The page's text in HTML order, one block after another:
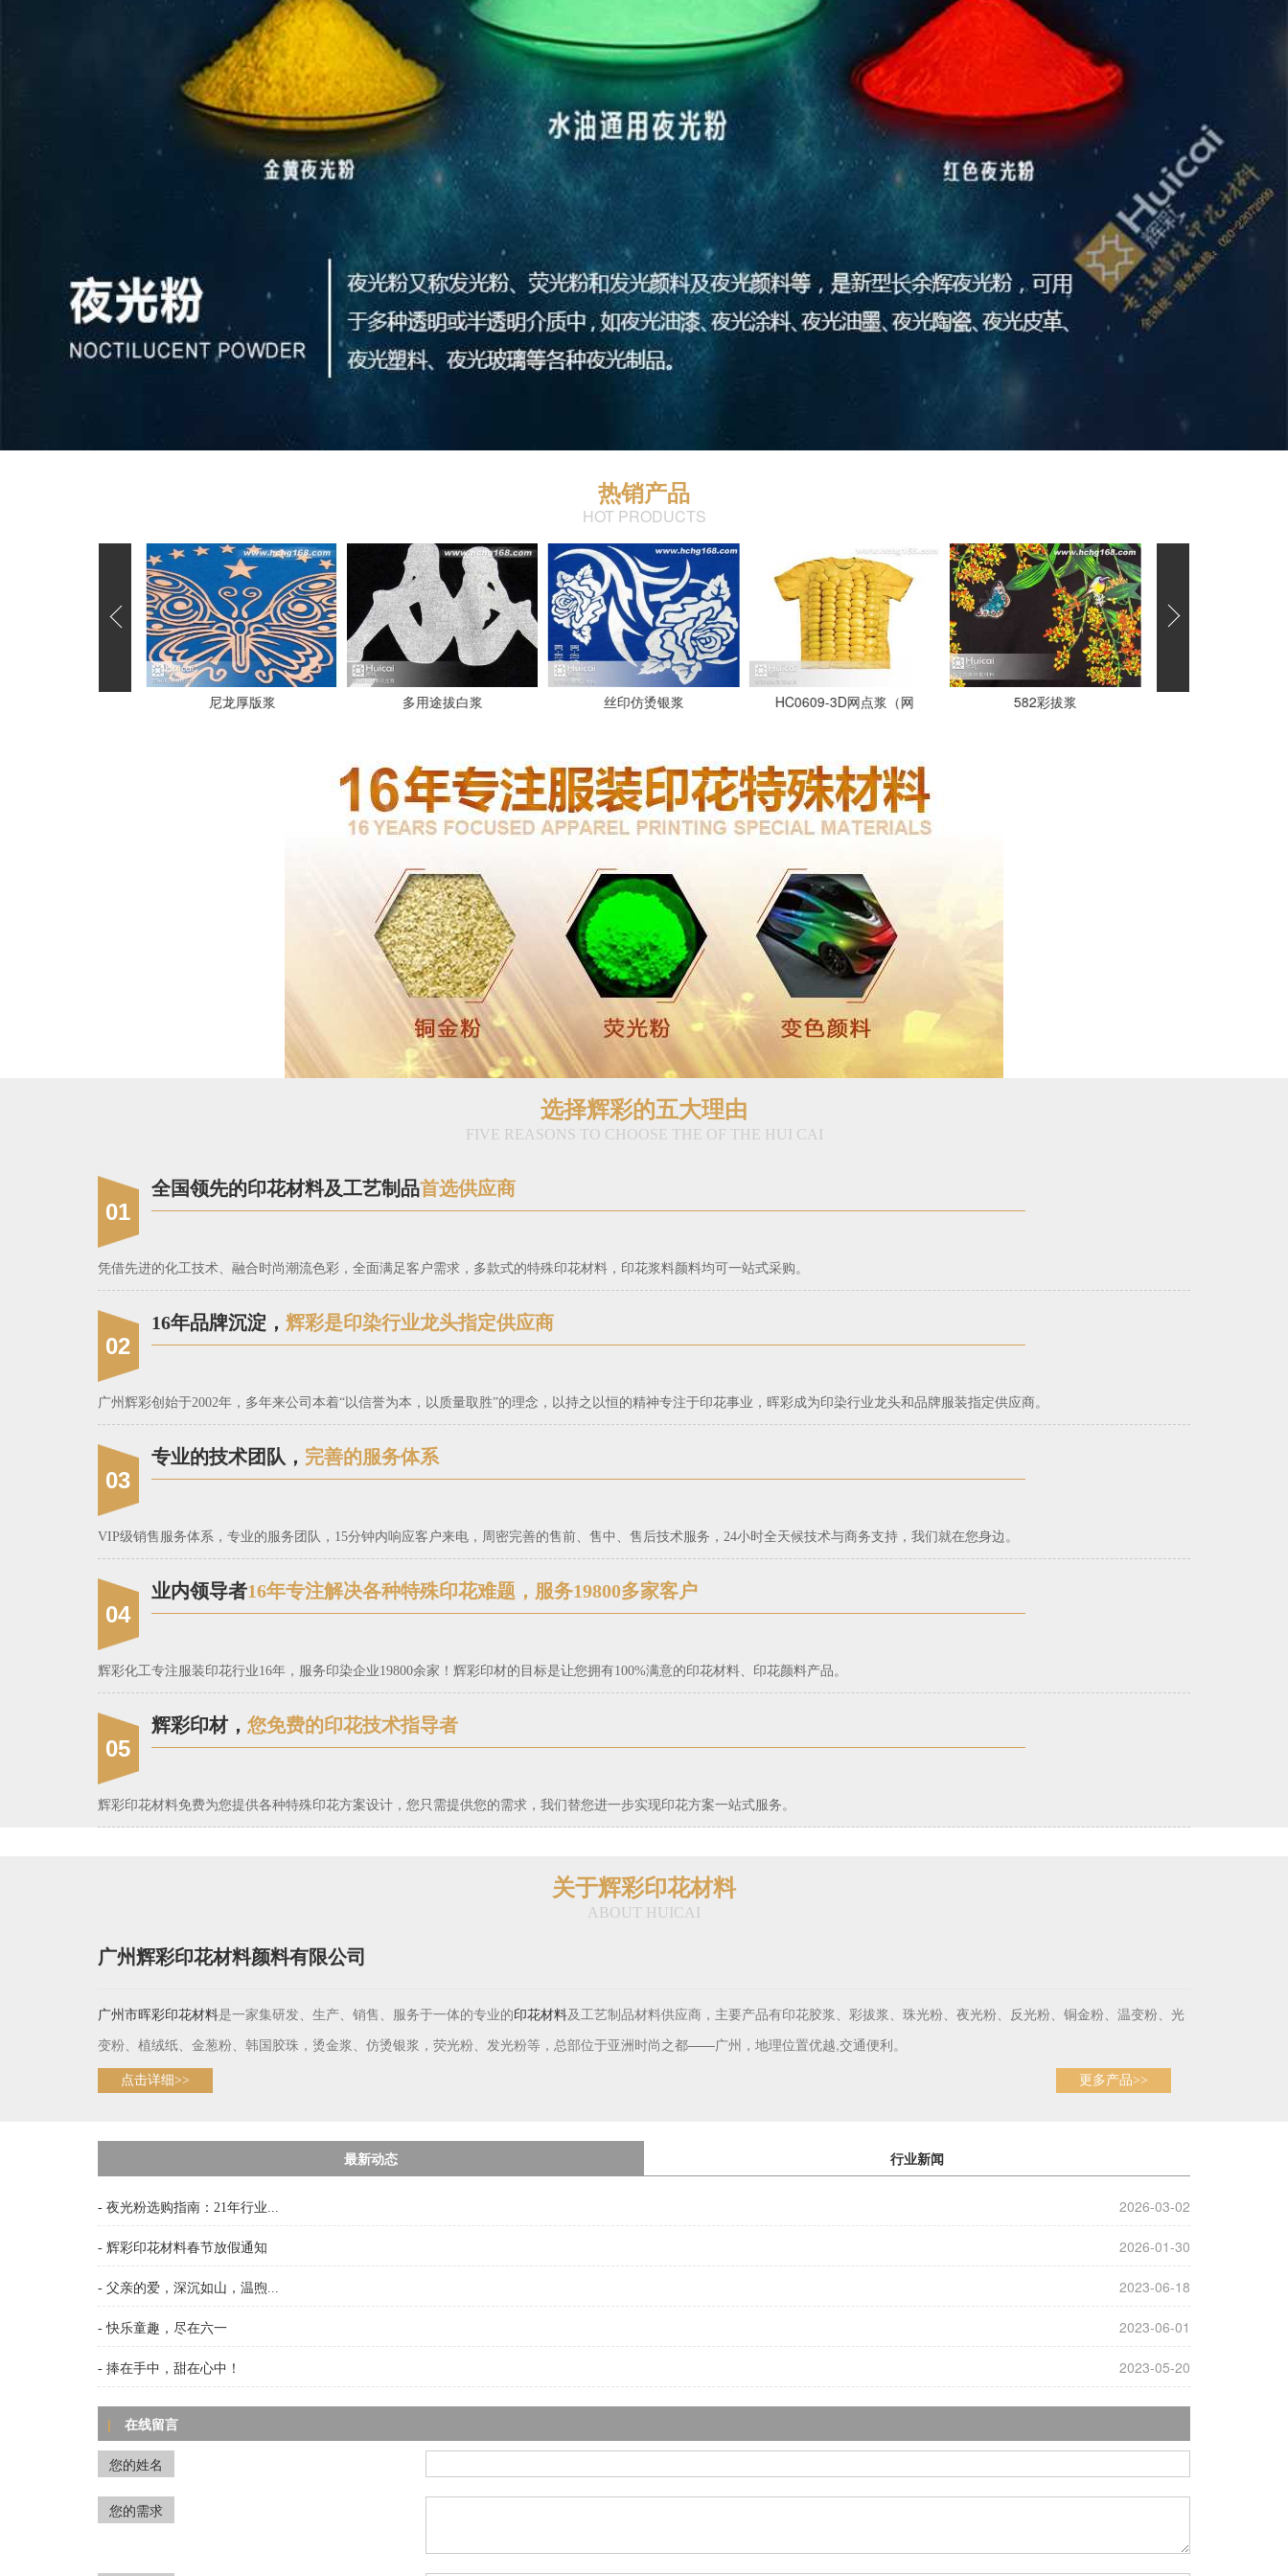
热销产品
HOT PRODUCTS
尼龙厚版浆 多用途拔白浆 丝印仿烫银浆 HC0609-3D网点浆（网 582彩拔浆
选择辉彩的五大理由
FIVE REASONS TO CHOOSE THE OF THE HUI CAI
01
全国领先的印花材料及工艺制品首选供应商
凭借先进的化工技术、融合时尚潮流色彩，全面满足客户需求，多款式的特殊印花材料，印花浆料颜料均可一站式采购。
02
16年品牌沉淀， 辉彩是印染行业龙头指定供应商
广州辉彩创始于2002年，多年来公司本着“以信誉为本，以质量取胜”的理念，以持之以恒的精神专注于印花事业，晖彩成为印染行业龙头和品牌服装指定供应商。
03
专业的技术团队， 完善的服务体系
VIP级销售服务体系，专业的服务团队，15分钟内响应客户来电，周密完善的售前、售中、售后技术服务，24小时全天候技术与商务支持，我们就在您身边。
04
业内领导者16年专注解决各种特殊印花难题，服务19800多家客户
辉彩化工专注服装印花行业16年，服务印染企业19800余家！辉彩印材的目标是让您拥有100%满意的印花材料、印花颜料产品。
05
辉彩印材， 您免费的印花技术指导者
辉彩印花材料免费为您提供各种特殊印花方案设计，您只需提供您的需求，我们替您进一步实现印花方案一站式服务。
关于辉彩印花材料
ABOUT HUICAI
广州辉彩印花材料颜料有限公司
广州市晖彩印花材料是一家集研发、生产、销售、服务于一体的专业的印花材料及工艺制品材料供应商，主要产品有印花胶浆、彩拔浆、珠光粉、夜光粉、反光粉、铜金粉、温变粉、光
变粉、植绒纸、金葱粉、韩国胶珠，烫金浆、仿烫银浆，荧光粉、发光粉等，总部位于亚洲时尚之都——广州，地理位置优越,交通便利。
点击详细>> 更多产品>>
最新动态 行业新闻
2026-03-02
- 夜光粉选购指南：21年行业...
2026-01-30
- 辉彩印花材料春节放假通知
2023-06-18
- 父亲的爱，深沉如山，温煦...
2023-06-01
- 快乐童趣，尽在六一
2023-05-20
- 捧在手中，甜在心中！
| 在线留言
您的姓名
您的需求